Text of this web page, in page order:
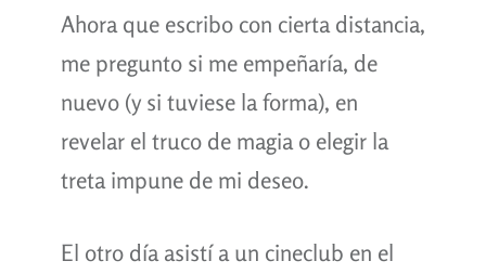
Ahora que escribo con cierta distancia,
me pregunto si me empeñaría, de
nuevo (y si tuviese la forma), en
revelar el truco de magia o elegir la
treta impune de mi deseo.
El otro día asistí a un cineclub en el